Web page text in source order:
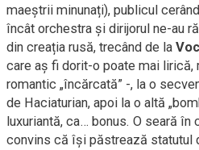
maeștrii minunați), publicul
încât orchestra și dirijorul ne-au
din creația rusă, trecând de la
care aș fi dorit-o poate mai lirică,
romantic „încărcată” -, la o
de Haciaturian, apoi la o altă
luxuriantă, ca… bonus. O seară în
convins că își păstrează statutul